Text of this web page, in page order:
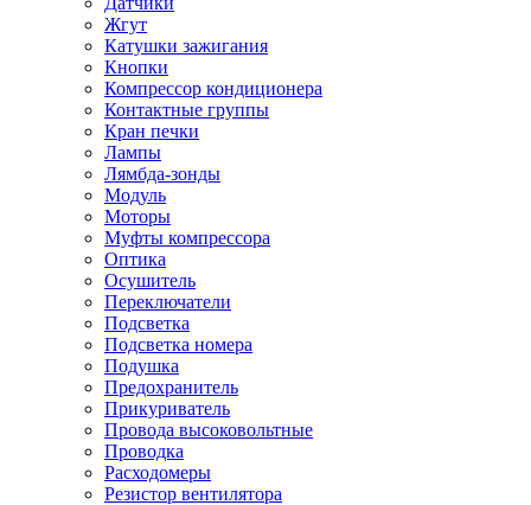
Жгут
Катушки зажигания
Кнопки
Компрессор кондиционера
Контактные группы
Кран печки
Лампы
Лямбда-зонды
Модуль
Моторы
Муфты компрессора
Оптика
Осушитель
Переключатели
Подсветка
Подсветка номера
Подушка
Предохранитель
Прикуриватель
Провода высоковольтные
Проводка
Расходомеры
Резистор вентилятора